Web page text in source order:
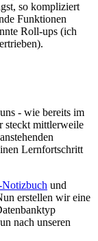
so kompliziert
Funktionen
Roll-ups (ich
- wie bereits im
steckt mittlerweile
Lernfortschritt
und
erstellen wir eine
nach unseren